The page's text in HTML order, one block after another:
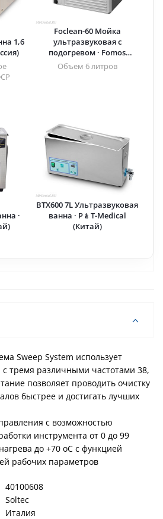
1,6
Foclean-60 Мойка
ультразвуковая с
подогревом · Fomos
(Китай)
Объем 6 литров
·
BTX600 7L Ультразвуковая
ванна · P﹠T-Medical
(Китай)
Sweep System использует
с тремя различными частотами 38,
позволяет проводить очистку
быстрее и достигать лучших
с возможностью
инструмента от 0 до 99
до +70 оС с функцией
рабочих параметров
40100608
Soltec
Италия